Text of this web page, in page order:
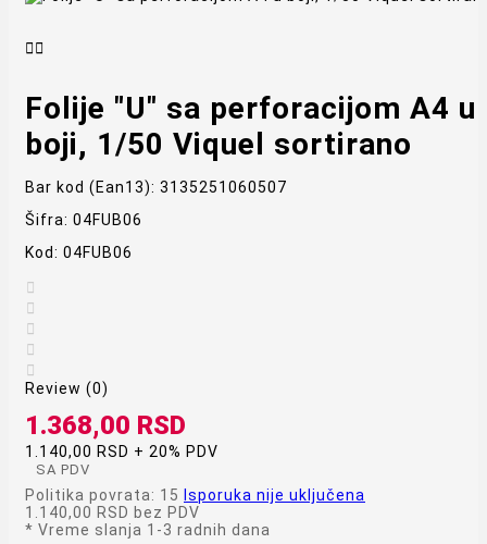

Folije "U" sa perforacijom A4 u
boji, 1/50 Viquel sortirano
Bar kod (Ean13): 3135251060507
Šifra: 04FUB06
Kod: 04FUB06





Review (0)
1.368,00 RSD
1.140,00 RSD + 20% PDV
SA PDV
Politika povrata: 15
Isporuka nije uključena
1.140,00 RSD bez PDV
* Vreme slanja 1-3 radnih dana